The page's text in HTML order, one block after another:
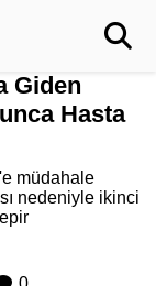
Giden
Hasta
müdahale
nedeniyle ikinci